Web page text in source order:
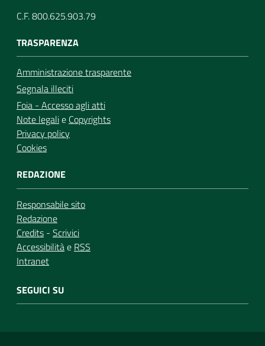
C.F. 800.625.903.79
TRASPARENZA
Amministrazione trasparente
Segnala illeciti
Foia - Accesso agli atti
Note legalie Copyrights
Privacy policy
Cookies
REDAZIONE
Responsabile sito
Redazione
Credits - Scrivici
Accessibilitàe RSS
Intranet
SEGUICI SU